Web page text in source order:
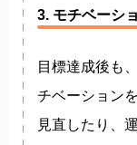
3. モチベーシ
目標達成後も
チベーション
見直したり、